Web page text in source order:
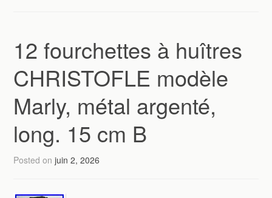
12 fourchettes à huîtres
CHRISTOFLE modèle
Marly, métal argenté,
long. 15 cm B
Posted onjuin 2, 2026